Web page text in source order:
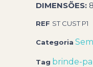
DIMENSÕES:
REF ST CUST P1
Categoria
Tag brinde-